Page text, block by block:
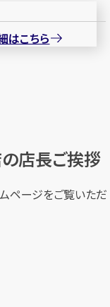
はこちら
店長ご挨拶
ページをご覧いただ